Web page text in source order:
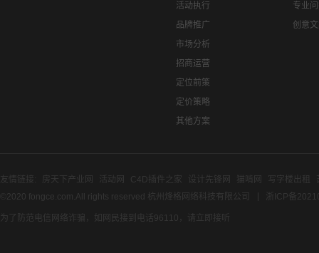
活动执行
品牌推广
市场分析
招商运营
定位前策
定价策略
其他方案
专业
创意
友情链接: 房天下产业网 活动网 C4D插件之家 设计先锋网 猫啃网 写字楼出租
©2020 fongce.com.All rights reserved 杭州烽格网络科技有限公司
浙ICP备
为了防范电信网络诈骗，如网民接到电话96110，请立即接听